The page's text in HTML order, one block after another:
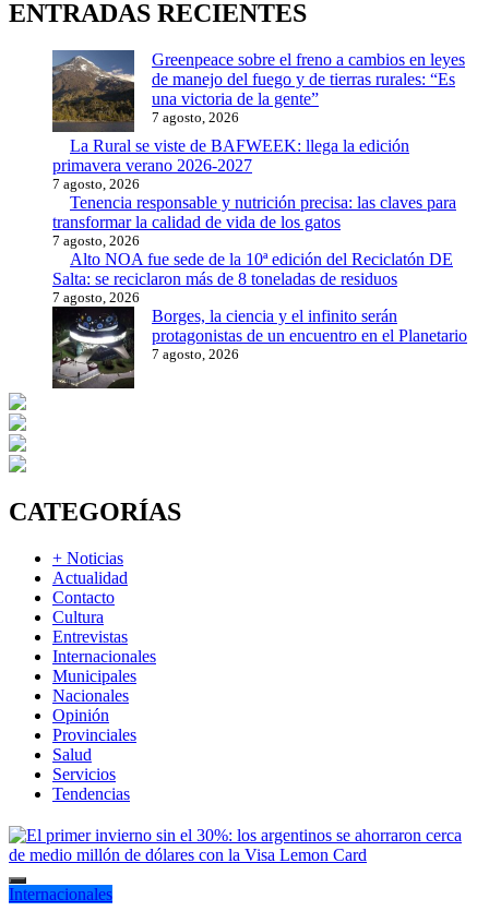
ENTRADAS RECIENTES
Greenpeace sobre el freno a cambios en leyes
de manejo del fuego y de tierras rurales: “Es
una victoria de la gente”
7 agosto, 2026
La Rural se viste de BAFWEEK: llega la edición
primavera verano 2026-2027
7 agosto, 2026
Tenencia responsable y nutrición precisa: las claves para
transformar la calidad de vida de los gatos
7 agosto, 2026
Alto NOA fue sede de la 10ª edición del Reciclatón DE
Salta: se reciclaron más de 8 toneladas de residuos
7 agosto, 2026
Borges, la ciencia y el infinito serán
protagonistas de un encuentro en el Planetario
7 agosto, 2026
CATEGORÍAS
+ Noticias
Actualidad
Contacto
Cultura
Entrevistas
Internacionales
Municipales
Nacionales
Opinión
Provinciales
Salud
Servicios
Tendencias
Internacionales